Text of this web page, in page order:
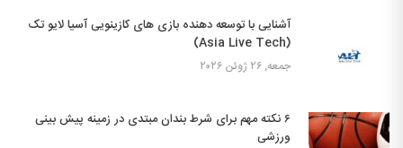
آشنایی با توسعه دهنده بازی های کازینویی آسیا لایو تک
(Asia Live Tech)
جمعه, ۲۶ ژوئن ۲۰۲۶
۶ نکته مهم برای شرط بندان مبتدی در زمینه پیش بینی
ورزشی